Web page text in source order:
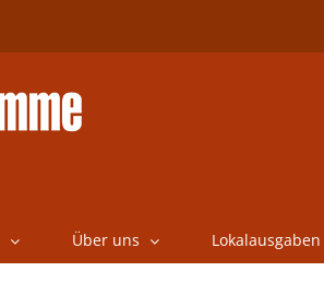
Über uns Lokalausgaben